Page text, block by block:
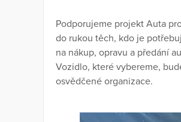
Podporujeme projekt Auta
do rukou těch, kdo je
na nákup, opravu a předání
Vozidlo, které vybereme,
osvědčené organizace.